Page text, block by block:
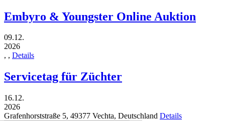
Embyro & Youngster Online Auktion
09.12.
2026
, , Details
Servicetag für Züchter
16.12.
2026
Grafenhorststraße 5, 49377 Vechta, Deutschland Details